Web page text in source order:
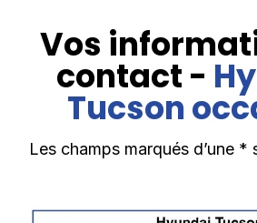
Vos
contact -
Tucson
Les champs marqués d’une